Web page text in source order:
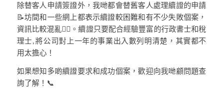
除替客人申請簽證外，我哋都會替舊客人處理續證的申請
📝坊間和一些網上都表示續證較困難和有不少失敗個案，
資訊比較混亂😵‍💫。續證只要配合經驗豐富的行政書士和稅
理士, 將公司對上一年的事業出入數列明清楚，其實都不
用太擔心！
如果想知多啲續證要求和成功個案，歡迎向我哋顧問題查
詢了解！📞